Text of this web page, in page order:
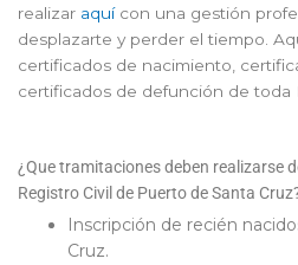
realizar aquícon una gestión
desplazarte y perder el tiempo.
certificados de nacimiento,
certificados de defunción de toda
¿Que tramitaciones deben realizarse
Registro Civil de Puerto de Santa
Inscripción de recién
Cruz.